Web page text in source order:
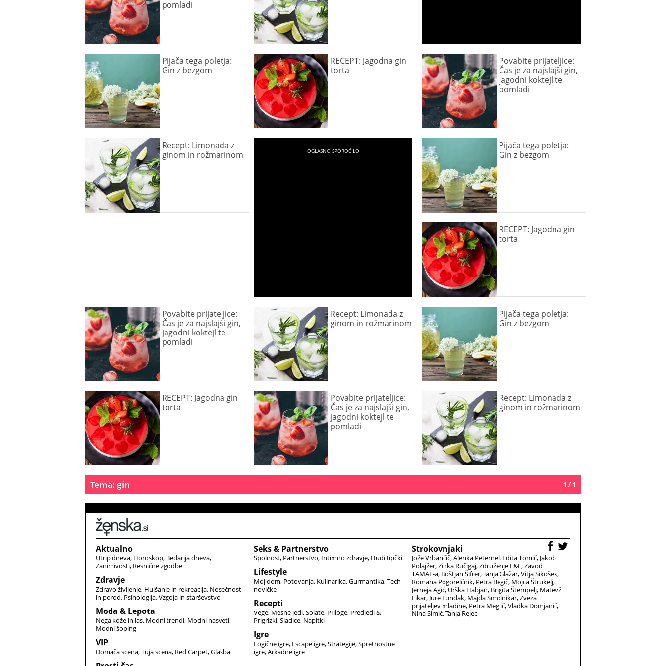
pomladi
Pijača tega poletja:
Gin z bezgom
RECEPT: Jagodna gin
torta
Povabite prijateljice:
Čas je za najslajši gin,
jagodni koktejl te
pomladi
Recept: Limonada z
ginom in rožmarinom
Pijača tega poletja:
Gin z bezgom
RECEPT: Jagodna gin
torta
Povabite prijateljice:
Čas je za najslajši gin,
jagodni koktejl te
pomladi
Recept: Limonada z
ginom in rožmarinom
Pijača tega poletja:
Gin z bezgom
RECEPT: Jagodna gin
torta
Povabite prijateljice:
Čas je za najslajši gin,
jagodni koktejl te
pomladi
Recept: Limonada z
ginom in rožmarinom
1 / 1
Tema: gin
Aktualno
Utrip dneva Horoskop Bedarija dneva
Zanimivosti Resnične zgodbe
Zdravje
Zdravo življenje Hujšanje in rekreacija Nosečnost
in porod Psihologija Vzgoja in starševstvo
Moda & Lepota
Nega kože in las Modni trendi Modni nasveti
Modni šoping
VIP
Domača scena Tuja scena Red Carpet Glasba
Seks & Partnerstvo
Spolnost Partnerstvo Intimno zdravje Hudi tipčki
Lifestyle
Moj dom Potovanja Kulinarika Gurmantika Tech
novičke
Recepti
Vege Mesne jedi Solate Priloge Predjedi &
Prigrizki Sladice Napitki
Igre
Logične igre Escape igre Strategije Spretnostne
igre Arkadne igre
Strokovnjaki
Jože Vrbančič Alenka Peternel Edita Tomič Jakob
Polajžer Zinka Ručigaj Združenje L&L Zavod
TAMAL-a Boštjan Šifrer Tanja Glažar Vitja Sikošek
Romana Pogorelčnik Petra Begič Mojca Štrukelj
Jerneja Agić Urška Habjan Brigita Štempelj Matevž
Likar Jure Fundak Majda Smolnikar Zveza
prijateljev mladine Petra Meglič Vladka Domjanič
Nina Simić Tanja Rejec